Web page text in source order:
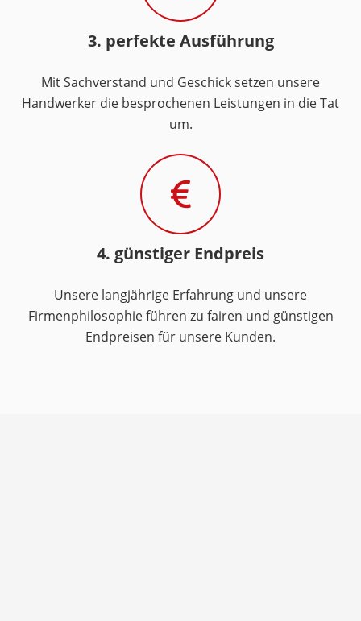
3. perfekte Ausführung
Mit Sachverstand und Geschick setzen unsere
Handwerker die besprochenen Leistungen in die Tat
um.
4. günstiger Endpreis
Unsere langjährige Erfahrung und unsere
Firmenphilosophie führen zu fairen und günstigen
Endpreisen für unsere Kunden.